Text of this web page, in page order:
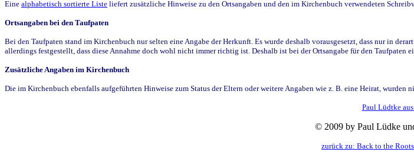
Eine alphabetisch sortierte Liste liefert zusätzliche Hinweise zu den Ortsangaben und den im Kirchenbuch verwendeten
Ortsangaben bei den Taufpaten
Bei den Taufpaten stand im Kirchenbuch nur selten eine Angabe der Herkunft. Es wurde deshalb vorausgesetzt, dass nur in
allerdings festgestellt, dass diese Annahme doch wohl nicht immer richtig ist. Deshalb ist bei der Ortsangabe für den Taufpaten
Zusätzliche Angaben im Kirchenbuch
Die im Kirchenbuch ebenfalls aufgeführten Hinweise zum Status der Eltern oder weitere Angaben wie z. B. eine Heirat, wurden
Paul Lüdtke
© 2009 by Paul Lüdke
zurück zu: Back to the